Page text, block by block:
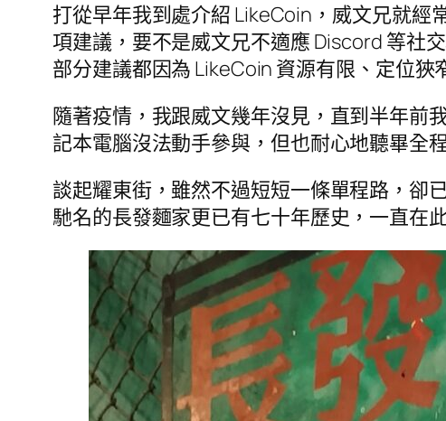
打從早年我到處介紹 LikeCoin，威文兄就
項建議，要不是威文兄不適應 Discord 等社
部分建議都因為 LikeCoin 資源有限、定位
隨著疫情，我跟威文幾年沒見，直到半年前
記本電腦沒法動手參與，但也耐心地聽畢全
談起耀東街，雖然不過短短一條單程路，卻
馳名的長發麵家更已有七十年歷史，一直在